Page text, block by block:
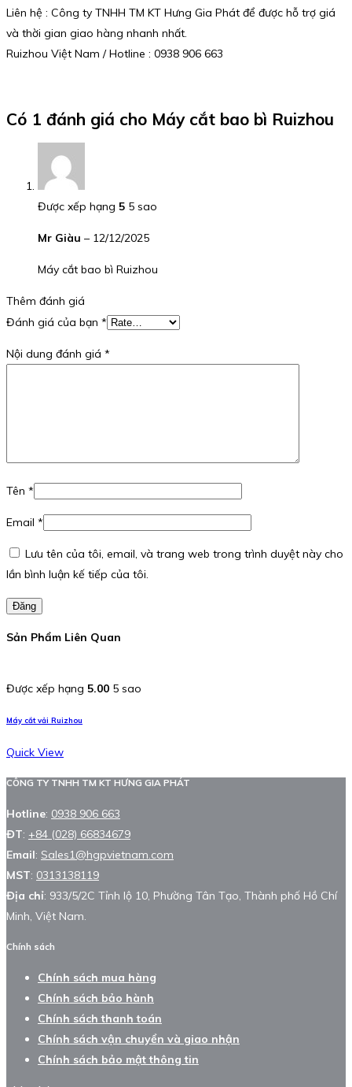
Liên hệ : Công ty TNHH TM KT Hưng Gia Phát để được hỗ trợ giá
và thời gian giao hàng nhanh nhất.
Ruizhou Việt Nam / Hotline : 0938 906 663
Có 1 đánh giá cho Máy cắt bao bì Ruizhou
Được xếp hạng 5 5 sao
Mr Giàu – 12/12/2025
Máy cắt bao bì Ruizhou
Thêm đánh giá
Đánh giá của bạn *
Nội dung đánh giá *
Tên *
Email *
Lưu tên của tôi, email, và trang web trong trình duyệt này cho
lần bình luận kế tiếp của tôi.
Đăng
Sản Phẩm Liên Quan
Được xếp hạng 5.00 5 sao
Máy cắt vải Ruizhou
Quick View
CÔNG TY TNHH TM KT HƯNG GIA PHÁT
Hotline: 0938 906 663
ĐT: +84 (028) 66834679
Email: Sales1@hgpvietnam.com
MST: 0313138119
Địa chỉ: 933/5/2C Tỉnh lộ 10, Phường Tân Tạo, Thành phố Hồ Chí
Minh, Việt Nam.
Chính sách
Chính sách mua hàng
Chính sách bảo hành
Chính sách thanh toán
Chính sách vận chuyển và giao nhận
Chính sách bảo mật thông tin